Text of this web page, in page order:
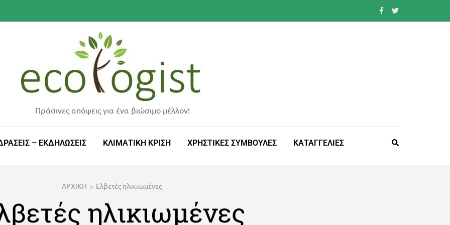
Πράσινες απόψεις για ένα βιώσιμο μέλλον!
– ΕΚΔΗΛΩΣΕΙΣ ΚΛΙΜΑΤΙΚΗ ΚΡΙΣΗ ΧΡΗΣΤΙΚΕΣ ΣΥΜΒΟΥΛΕΣ ΚΑΤΑΓΓΕΛΙΕΣ
ΑΡΧΙΚΗ > Ελβετές ηλικιωμένες
ηλικιωμένες